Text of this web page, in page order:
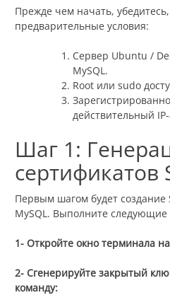
Прежде чем начать,
предварительные условия:
Сервер Ubuntu /
MySQL.
Root или sudo
действительный
Шаг 1:
сертификатов
Первым шагом будет создание
MySQL. Выполните следующие
1- Откройте окно терминала
2- Сгенерируйте закрытый
команду: